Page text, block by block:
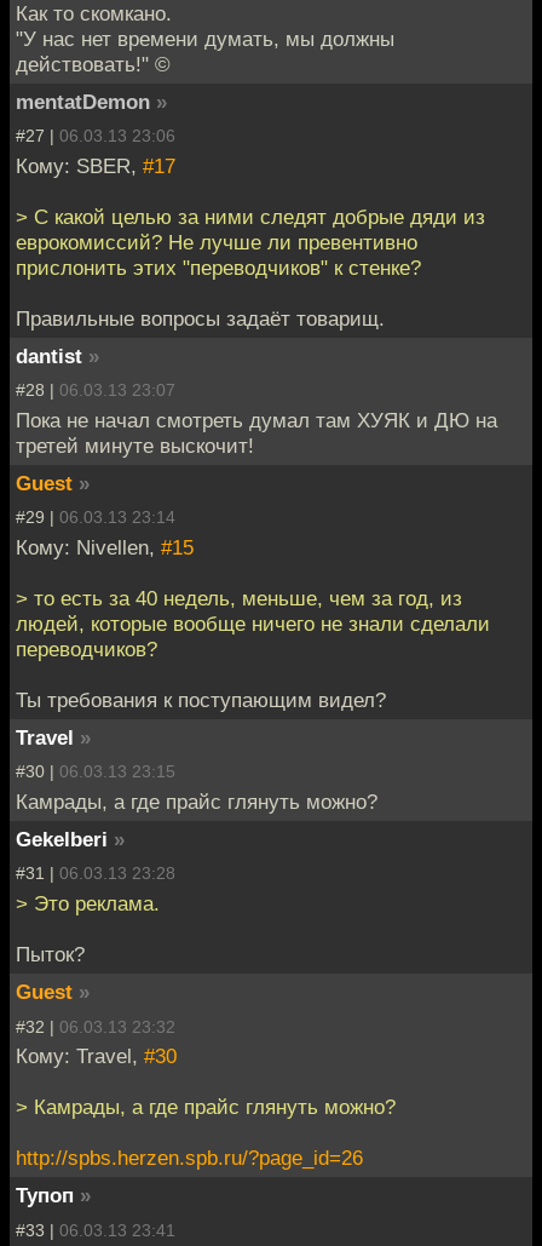
Как то скомкано.
"У нас нет времени думать, мы должны
действовать!" ©
mentatDemon »
#27 | 06.03.13 23:06
Кому: SBER, #17
> С какой целью за ними следят добрые дяди из
еврокомиссий? Не лучше ли превентивно
прислонить этих "переводчиков" к стенке?
Правильные вопросы задаёт товарищ.
dantist »
#28 | 06.03.13 23:07
Пока не начал смотреть думал там ХУЯК и ДЮ на
третей минуте выскочит!
Guest »
#29 | 06.03.13 23:14
Кому: Nivellen, #15
> то есть за 40 недель, меньше, чем за год, из
людей, которые вообще ничего не знали сделали
переводчиков?
Ты требования к поступающим видел?
Travel »
#30 | 06.03.13 23:15
Камрады, а где прайс глянуть можно?
Gekelberi »
#31 | 06.03.13 23:28
> Это реклама.
Пыток?
Guest »
#32 | 06.03.13 23:32
Кому: Travel, #30
> Камрады, а где прайс глянуть можно?
http://spbs.herzen.spb.ru/?page_id=26
Тупоп »
#33 | 06.03.13 23:41